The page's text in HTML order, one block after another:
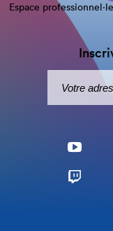
Espace